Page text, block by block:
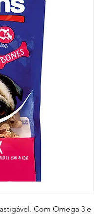
Com Omega 3 e